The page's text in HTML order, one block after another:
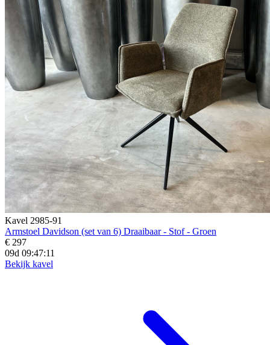
Kavel 2985-91
Armstoel Davidson (set van 6) Draaibaar - Stof - Groen
€ 297
09d 09:47:10
Bekijk kavel